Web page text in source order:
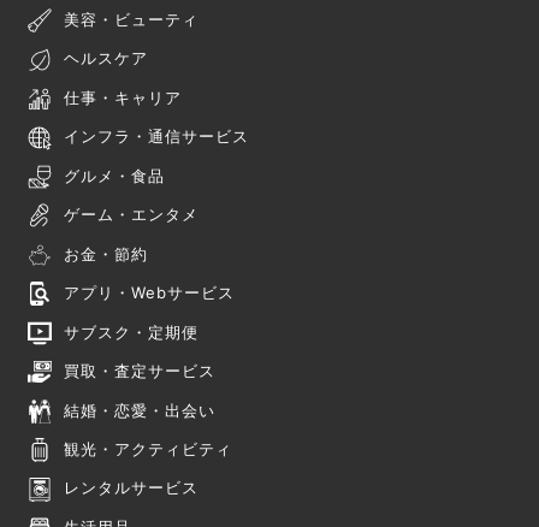
美容・ビューティ
ヘルスケア
仕事・キャリア
インフラ・通信サービス
グルメ・食品
ゲーム・エンタメ
お金・節約
アプリ・Webサービス
サブスク・定期便
買取・査定サービス
結婚・恋愛・出会い
観光・アクティビティ
レンタルサービス